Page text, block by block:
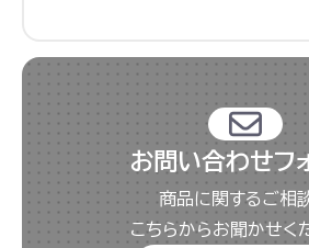
お問い合わせフ
商品に関するご相
こちらからお聞かせく